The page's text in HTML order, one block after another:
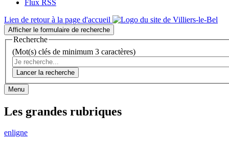
Flux RSS
Lien de retour à la page d'accueil
Afficher le formulaire de recherche
Recherche
(Mot(s) clés de minimum 3 caractères)
Lancer la recherche
Menu
Les grandes rubriques
enligne